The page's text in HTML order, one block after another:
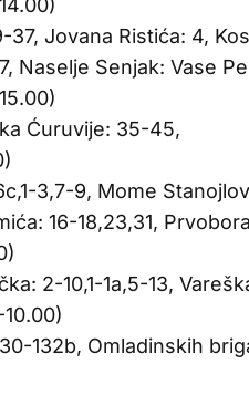
37, Jovana Ristića: 4,
Naselje Senjak: Vase
Ćuruvije: 35-45,
3,7-9, Mome
16-18,23,31,
2-10,1-1a,5-13,
132b, Omladinskih